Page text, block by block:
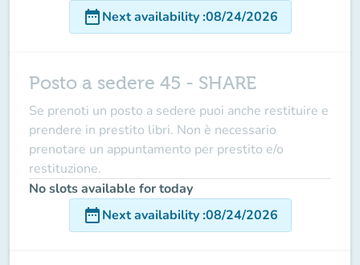
date_rangeNext availability:08/24/2026
Posto a sedere 45 - SHARE
Se prenoti un posto a sedere puoi anche restituire e
prendere in prestito libri. Non è necessario
prenotare un appuntamento per prestito e/o
restituzione.
No slots available for today
date_rangeNext availability:08/24/2026